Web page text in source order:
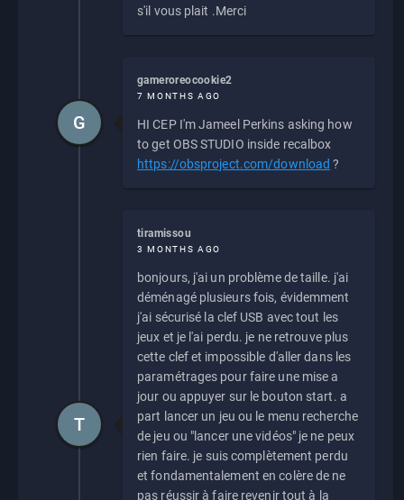
s'il vous plait .Merci
gameroreocookie2
7 MONTHS AGO
HI CEP I'm Jameel Perkins asking how
to get OBS STUDIO inside recalbox
https://obsproject.com/download ?
G
tiramissou
3 MONTHS AGO
bonjours, j'ai un problème de taille. j'ai
déménagé plusieurs fois, évidemment
j'ai sécurisé la clef USB avec tout les
jeux et je l'ai perdu. je ne retrouve plus
cette clef et impossible d'aller dans les
paramétrages pour faire une mise a
jour ou appuyer sur le bouton start. a
part lancer un jeu ou le menu recherche
de jeu ou "lancer une vidéos" je ne peux
rien faire. je suis complètement perdu
et fondamentalement en colère de ne
pas réussir à faire revenir tout à la
T